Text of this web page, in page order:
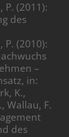
P. (2011):
des
P. (2010):
–
in:
K.,
Wallau, F.
des